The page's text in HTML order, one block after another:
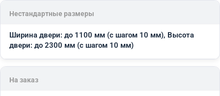
Нестандартные размеры
Ширина двери: до 1100 мм (с шагом 10 мм), Высота
двери: до 2300 мм (с шагом 10 мм)
На заказ